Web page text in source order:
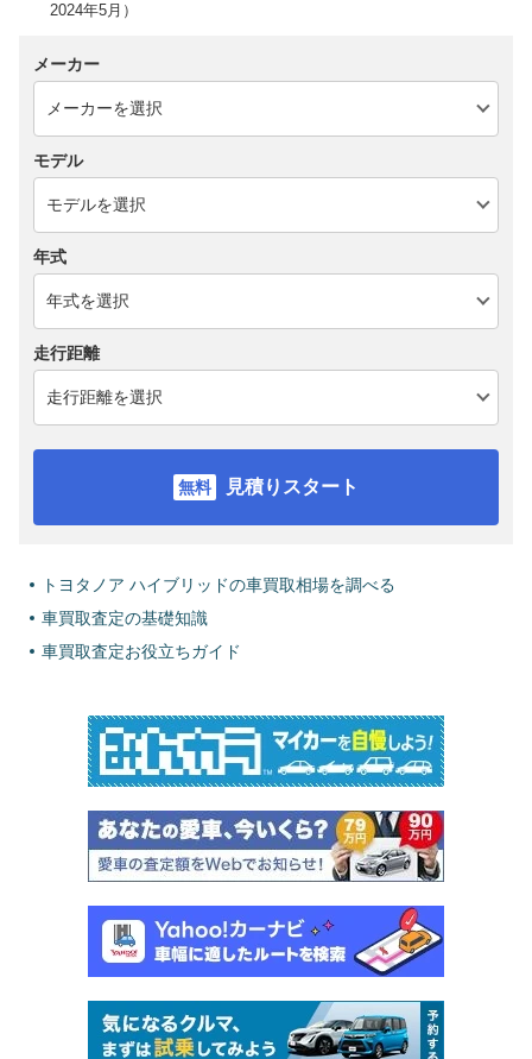
2024年5月）
メーカー
モデル
年式
走行距離
見積りスタート
トヨタノア ハイブリッドの車買取相場を調べる
車買取査定の基礎知識
車買取査定お役立ちガイド